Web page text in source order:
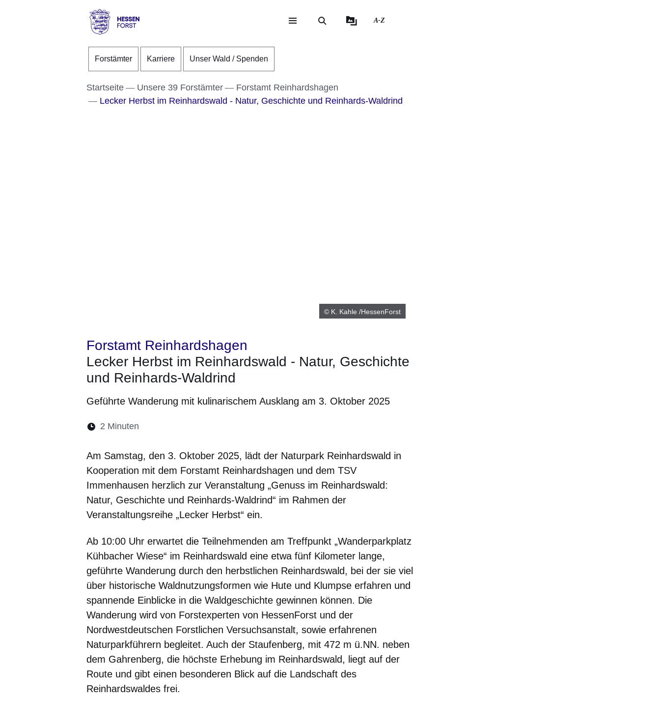
Direkt zum Kopf der Seite
Direkt zum Inhalt
Direkt zum Fuß der Seite
Forst
A-Z
Forstämter Karriere Unser Wald / Spenden
Startseite Unsere 39 Forstämter
Forstamt Reinhardshagen
Lecker Herbst im Reinhardswald - Natur, Geschichte und Reinhards-Waldrind
© K. Kahle /HessenForst
Forstamt Reinhardshagen
Lecker Herbst im Reinhardswald - Natur, Geschichte
und Reinhards-Waldrind
Geführte Wanderung mit kulinarischem Ausklang am 3. Oktober 2025
Lesedauer:
2 Minuten
Am Samstag, den 3. Oktober 2025, lädt der Naturpark Reinhardswald in
Kooperation mit dem Forstamt Reinhardshagen und dem TSV
Immenhausen herzlich zur Veranstaltung „Genuss im Reinhardswald:
Natur, Geschichte und Reinhards-Waldrind“ im Rahmen der
Veranstaltungsreihe „Lecker Herbst“ ein.
Ab 10:00 Uhr erwartet die Teilnehmenden am Treffpunkt „Wanderparkplatz
Kühbacher Wiese“ im Reinhardswald eine etwa fünf Kilometer lange,
geführte Wanderung durch den herbstlichen Reinhardswald, bei der sie viel
über historische Waldnutzungsformen wie Hute und Klumpse erfahren und
spannende Einblicke in die Waldgeschichte gewinnen können. Die
Wanderung wird von Forstexperten von HessenForst und der
Nordwestdeutschen Forstlichen Versuchsanstalt, sowie erfahrenen
Naturparkführern begleitet. Auch der Staufenberg, mit 472 m ü.NN. neben
dem Gahrenberg, die höchste Erhebung im Reinhardswald, liegt auf der
Route und gibt einen besonderen Blick auf die Landschaft des
Reinhardswaldes frei.